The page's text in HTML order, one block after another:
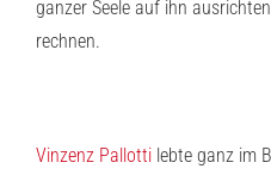
ganzer Seele auf ihn
rechnen.
Vinzenz Pallotti lebte ganz im